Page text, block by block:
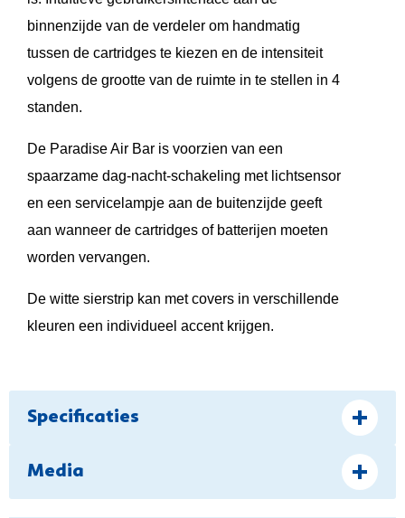
binnenzijde van de verdeler om handmatig
tussen de cartridges te kiezen en de intensiteit
volgens de grootte van de ruimte in te stellen in 4
standen.
De Paradise Air Bar is voorzien van een
spaarzame dag-nacht-schakeling met lichtsensor
en een servicelampje aan de buitenzijde geeft
aan wanneer de cartridges of batterijen moeten
worden vervangen.
De witte sierstrip kan met covers in verschillende
kleuren een individueel accent krijgen.
Specificaties
Media